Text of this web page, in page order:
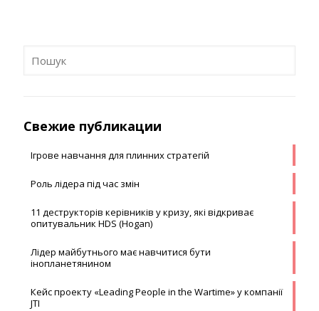
Свежие публикации
Ігрове навчання для плинних стратегій
Роль лідера під час змін
11 деструкторів керівників у кризу, які відкриває
опитувальник HDS (Hogan)
Лідер майбутнього має навчитися бути
інопланетянином
Кейс проекту «Leading People in the Wartime» у компанії
JTI